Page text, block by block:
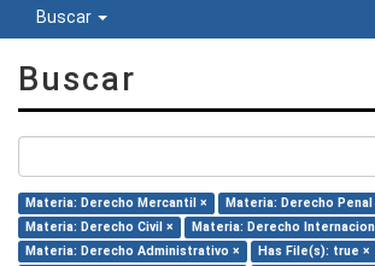
Buscar
Buscar
Materia: Derecho Mercantil ×
Materia: Derecho Penal
Materia: Derecho Civil ×
Materia: Derecho
Materia: Derecho Administrativo ×
Has File(s): true ×